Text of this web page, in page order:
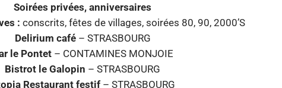
Soirées privées, anniversaires
: conscrits, fêtes de villages, soirées 80, 90, 2000’S
Delirium café– STRASBOURG
le Pontet– CONTAMINES MONJOIE
Bistrot le Galopin – STRASBOURG
Restaurant festif– STRASBOURG